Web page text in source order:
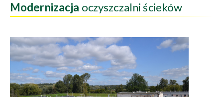
Modernizacja oczyszczalni ścieków